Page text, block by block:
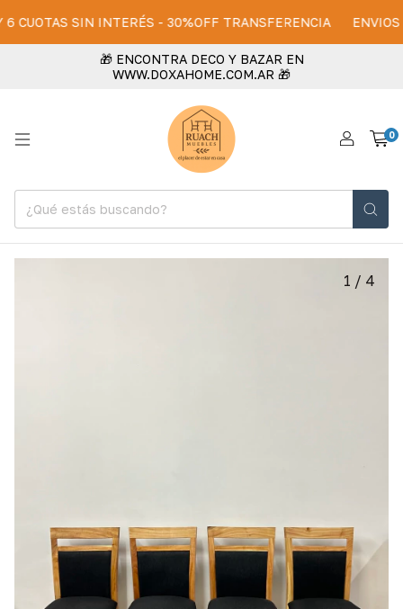
SIN INTERÉS - 30%OFF TRANSFERENCIA ENVIOS A
🎁 ENCONTRA DECO Y BAZAR EN
WWW.DOXAHOME.COM.AR 🎁
0
1 / 4